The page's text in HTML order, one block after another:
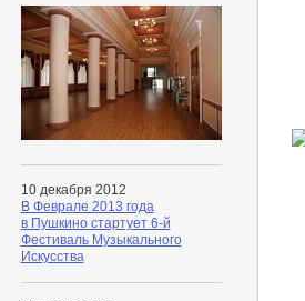
10 декабря 2012
В Феврале 2013 года
в Пушкино стартует 6-й
Фестиваль Музыкального
Искусства